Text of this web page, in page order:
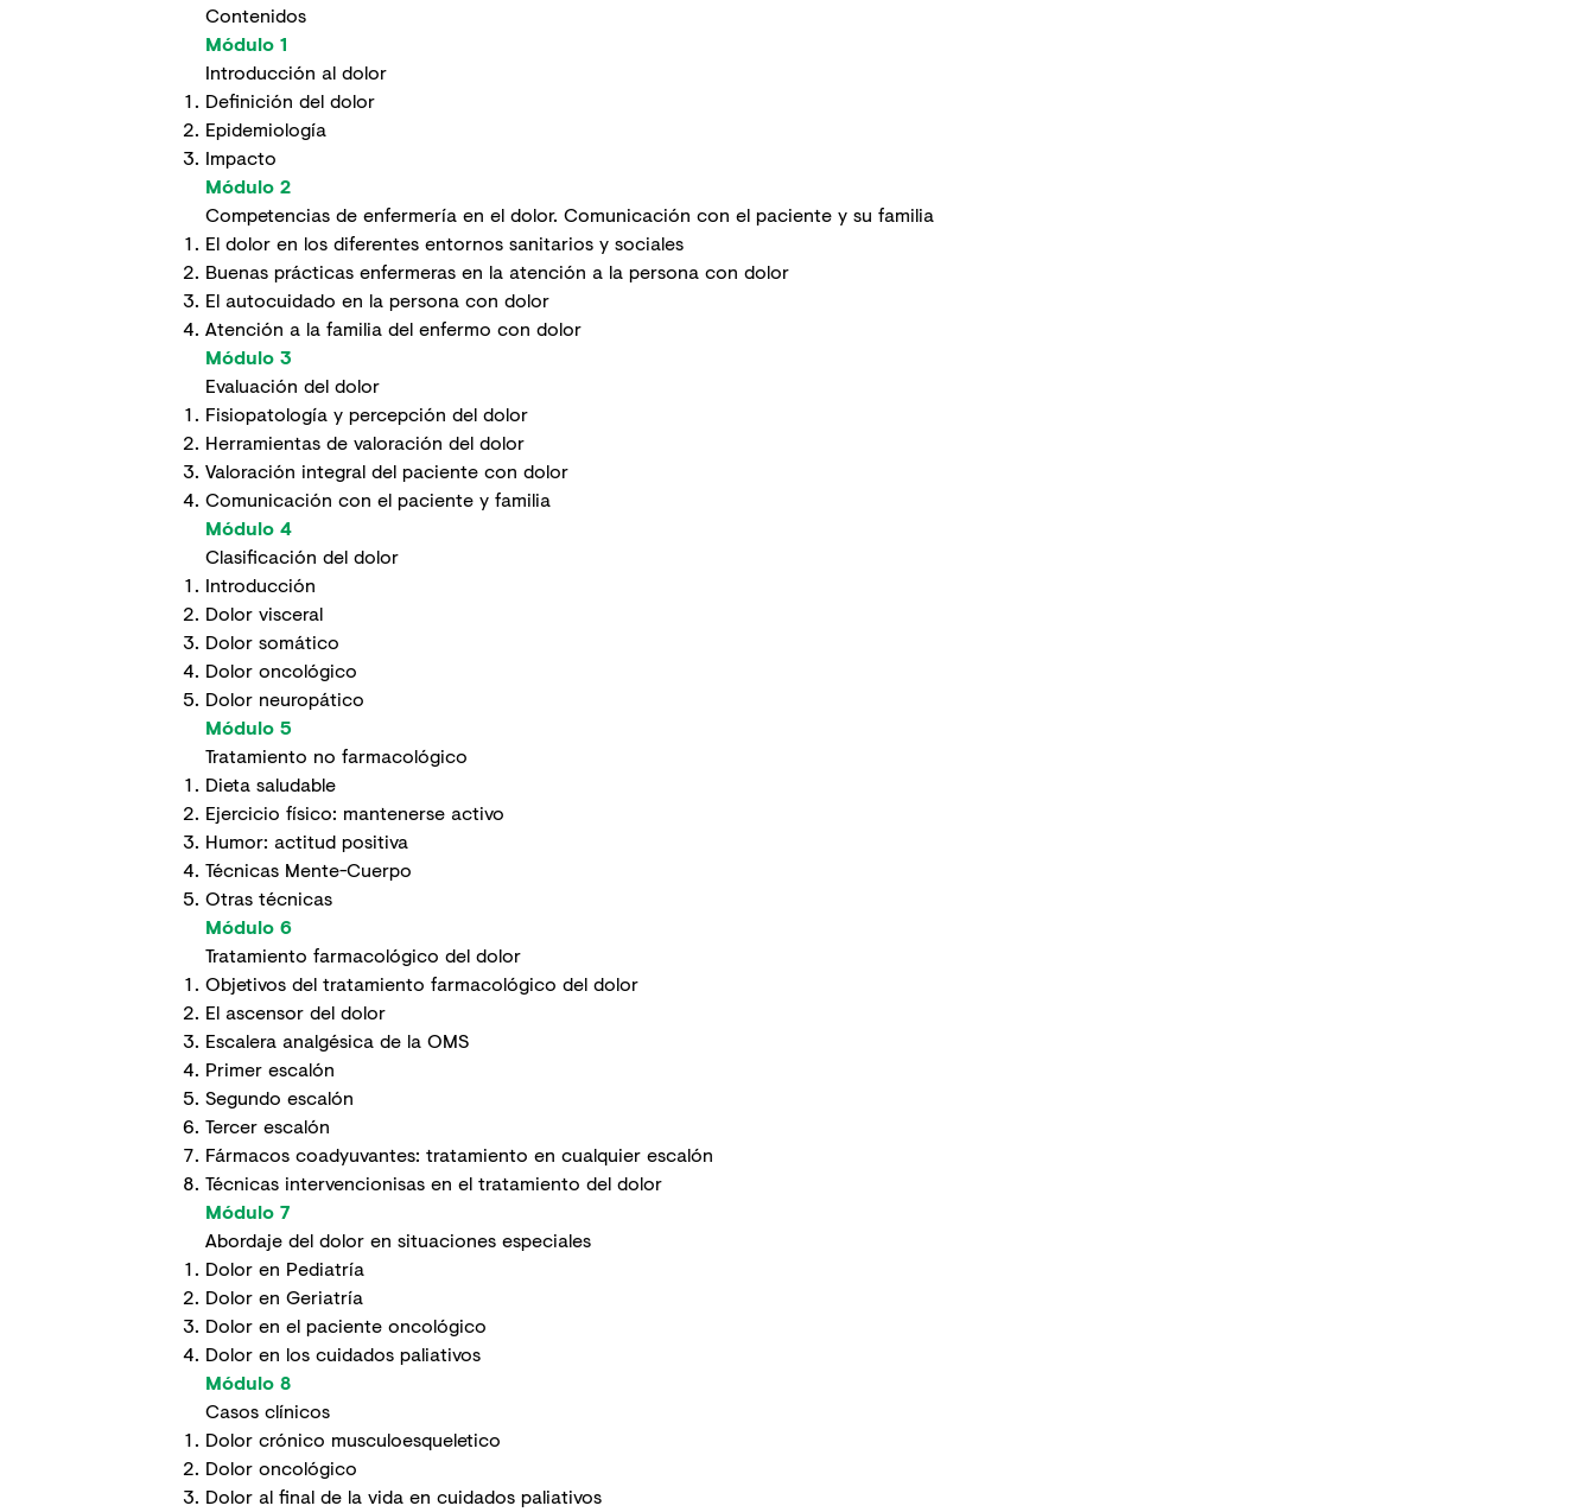
Contenidos
Módulo 1
Introducción al dolor
Definición del dolor
Epidemiología
Impacto
Módulo 2
Competencias de enfermería en el dolor. Comunicación con el paciente y su familia
El dolor en los diferentes entornos sanitarios y sociales
Buenas prácticas enfermeras en la atención a la persona con dolor
El autocuidado en la persona con dolor
Atención a la familia del enfermo con dolor
Módulo 3
Evaluación del dolor
Fisiopatología y percepción del dolor
Herramientas de valoración del dolor
Valoración integral del paciente con dolor
Comunicación con el paciente y familia
Módulo 4
Clasificación del dolor
Introducción
Dolor visceral
Dolor somático
Dolor oncológico
Dolor neuropático
Módulo 5
Tratamiento no farmacológico
Dieta saludable
Ejercicio físico: mantenerse activo
Humor: actitud positiva
Técnicas Mente-Cuerpo
Otras técnicas
Módulo 6
Tratamiento farmacológico del dolor
Objetivos del tratamiento farmacológico del dolor
El ascensor del dolor
Escalera analgésica de la OMS
Primer escalón
Segundo escalón
Tercer escalón
Fármacos coadyuvantes: tratamiento en cualquier escalón
Técnicas intervencionisas en el tratamiento del dolor
Módulo 7
Abordaje del dolor en situaciones especiales
Dolor en Pediatría
Dolor en Geriatría
Dolor en el paciente oncológico
Dolor en los cuidados paliativos
Módulo 8
Casos clínicos
Dolor crónico musculoesqueletico
Dolor oncológico
Dolor al final de la vida en cuidados paliativos